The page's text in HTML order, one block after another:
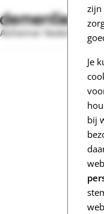
zijn
Je
bij
Alzheimer Nederland